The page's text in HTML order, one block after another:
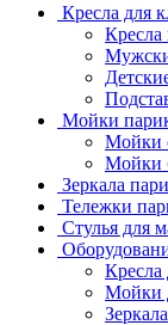
Кресла для
Кресла
Мойки
Мойки
Мойки
Зеркала
Тележки
Стулья для
Кресла
Мойки